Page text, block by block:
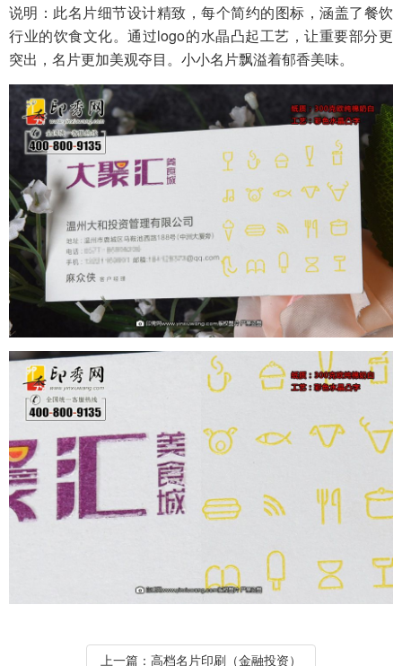
说明：此名片细节设计精致，每个简约的图标，涵盖了餐饮
行业的饮食文化。通过logo的水晶凸起工艺，让重要部分更
突出，名片更加美观夺目。小小名片飘溢着郁香美味。
上一篇： 高档名片印刷（金融投资）